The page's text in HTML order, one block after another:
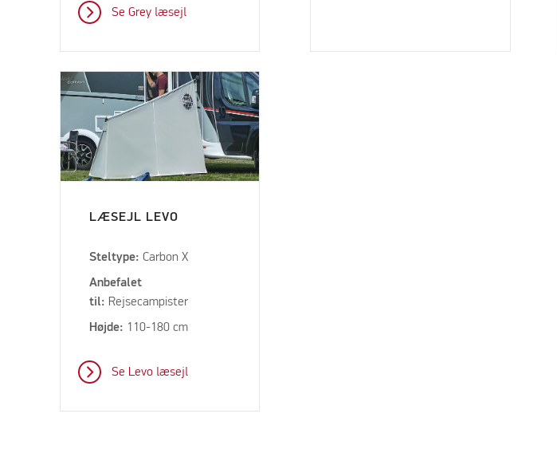
Se Grey læsejl
LÆSEJL LEVO
Steltype: Carbon X
Anbefalet
til: Rejsecampister
Højde: 110-180 cm
Se Levo læsejl